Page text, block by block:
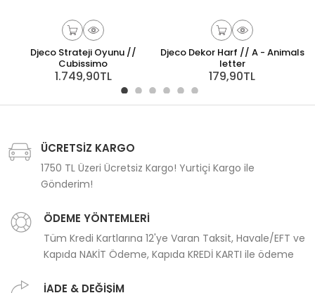
Djeco Strateji Oyunu //
Cubissimo
1.749,90TL
Djeco Dekor Harf // A - Animals
letter
179,90TL
ÜCRETSİZ KARGO
1750 TL Üzeri Ücretsiz Kargo! Yurtiçi Kargo ile
Gönderim!
ÖDEME YÖNTEMLERİ
Tüm Kredi Kartlarına 12'ye Varan Taksit, Havale/EFT ve
Kapıda NAKİT Ödeme, Kapıda KREDİ KARTI ile ödeme
İADE & DEĞİŞİM